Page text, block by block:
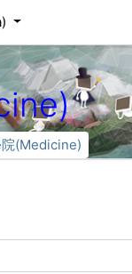
(Medicine)